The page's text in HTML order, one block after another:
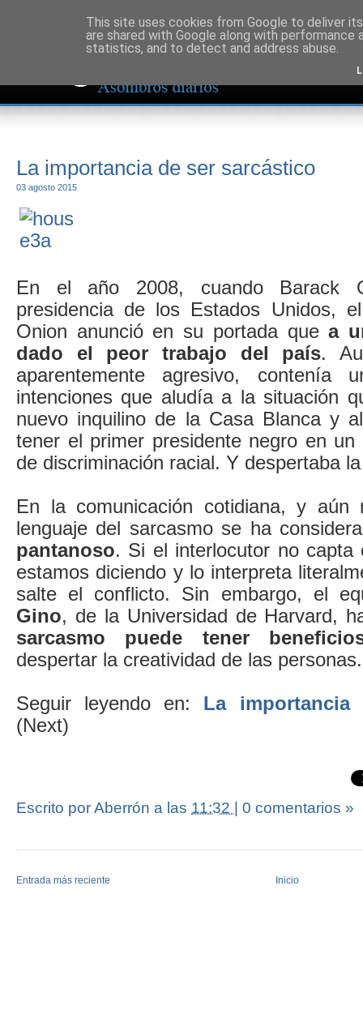
La importancia de ser sarcástico
03 agosto 2015
En el año 2008, cuando Barack
presidencia de los Estados Unidos,
Onion anunció en su portada quea
dado el peor trabajo del país.
aparentemente agresivo, contenía
intenciones que aludía a la situación
nuevo inquilino de la Casa Blanca y
tener el primer presidente negro en
de discriminación racial. Y despertaba
En la comunicación cotidiana, y
lenguaje del sarcasmo se ha
pantanoso. Si el interlocutor no capta
estamos diciendo y lo interpreta
salte el conflicto. Sin embargo, el
Gino, de la Universidad de Harvard,
sarcasmo puede tener
despertar la creatividad de las personas.
Seguir leyendo en: La importancia
(Next)
Escrito por Aberrón a las 11:32 | 0 comentarios »
Entrada más reciente Inicio
This site uses cookies from Google to deliver
are shared with Google along with
statistics, and to detect and address abuse.